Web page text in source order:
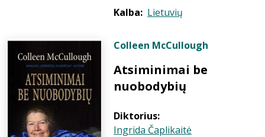
Kalba: Lietuvių
Colleen McCullough
Atsiminimai be
nuobodybių
Diktorius:
Ingrida Čaplikaitė